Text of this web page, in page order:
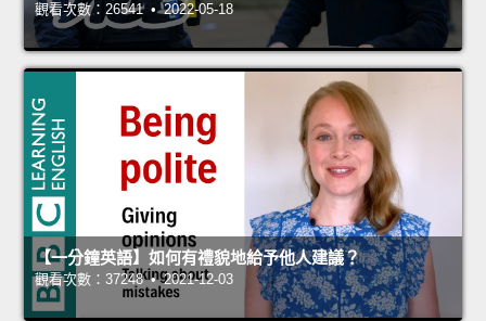
觀看次數：26541 • 2022-05-18
【一分鐘英語】如何有禮貌地給予他人建議？
觀看次數：37248 • 2021-12-03